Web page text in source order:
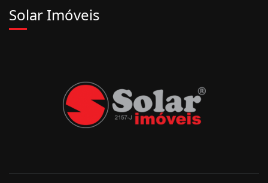
Solar Imóveis